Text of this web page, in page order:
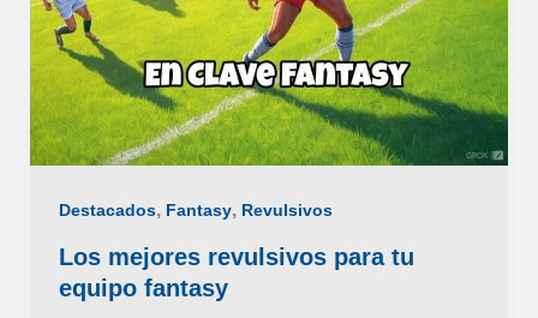
Destacados, Fantasy, Revulsivos
Los mejores revulsivos para tu
equipo fantasy